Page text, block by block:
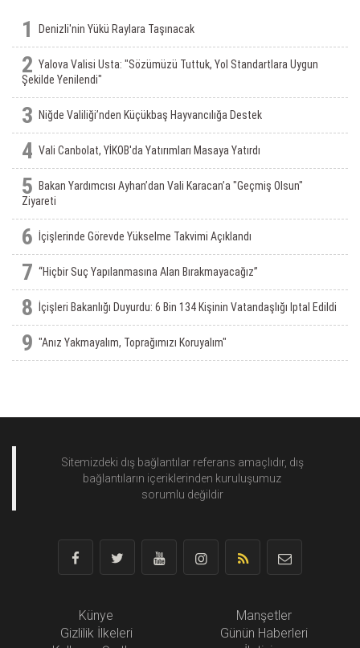
1 Denizli'nin Yükü Raylara Taşınacak
2 Yalova Valisi Usta: "Sözümüzü Tuttuk, Yol Standartlara Uygun
Şekilde Yenilendi"
3 Niğde Valiliği’nden Küçükbaş Hayvancılığa Destek
4 Vali Canbolat, YİKOB'da Yatırımları Masaya Yatırdı
5
Bakan Yardımcısı Ayhan’dan Vali Karacan’a "Geçmiş Olsun"
Ziyareti
6 İçişlerinde Görevde Yükselme Takvimi Açıklandı
7 “Hiçbir Suç Yapılanmasına Alan Bırakmayacağız”
8 İçişleri Bakanlığı Duyurdu: 6 Bin 134 Kişinin Vatandaşlığı Iptal Edildi
9 "Anız Yakmayalım, Toprağımızı Koruyalım"
Sitemizdeki dış bağlantılar referans amaçlıdır, dış
bağlantıların içeriklerinden kuruluşumuz
sorumlu değildir
Künye
Gizlilik İlkeleri
Manşetler
Günün Haberleri